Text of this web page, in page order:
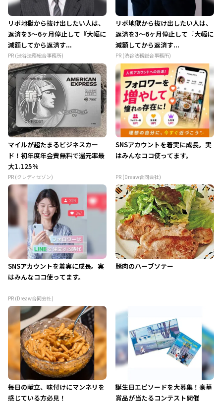
リボ地獄から抜け出したい人は、
返済を3～6ヶ月停止して『大幅に
減額してから返済す...
PR (渋谷法務総合事務所)
リボ地獄から抜け出したい人は、
返済を3～6ヶ月停止して『大幅に
減額してから返済す...
PR (渋谷法務総合事務所)
マイルが超たまるビジネスカー
ド！初年度年会費無料で還元率最
大1.125%
PR (クレディセゾン)
SNSアカウントを着実に成長。実
はみんなココ使ってます。
PR (Dreaw合同会社)
SNSアカウントを着実に成長。実
はみんなココ使ってます。
PR (Dreaw合同会社)
豚肉のハーブソテー
毎日の献立、味付けにマンネリを
感じている方必見！
誕生日エピソードを大募集！豪華
賞品が当たるコンテスト開催